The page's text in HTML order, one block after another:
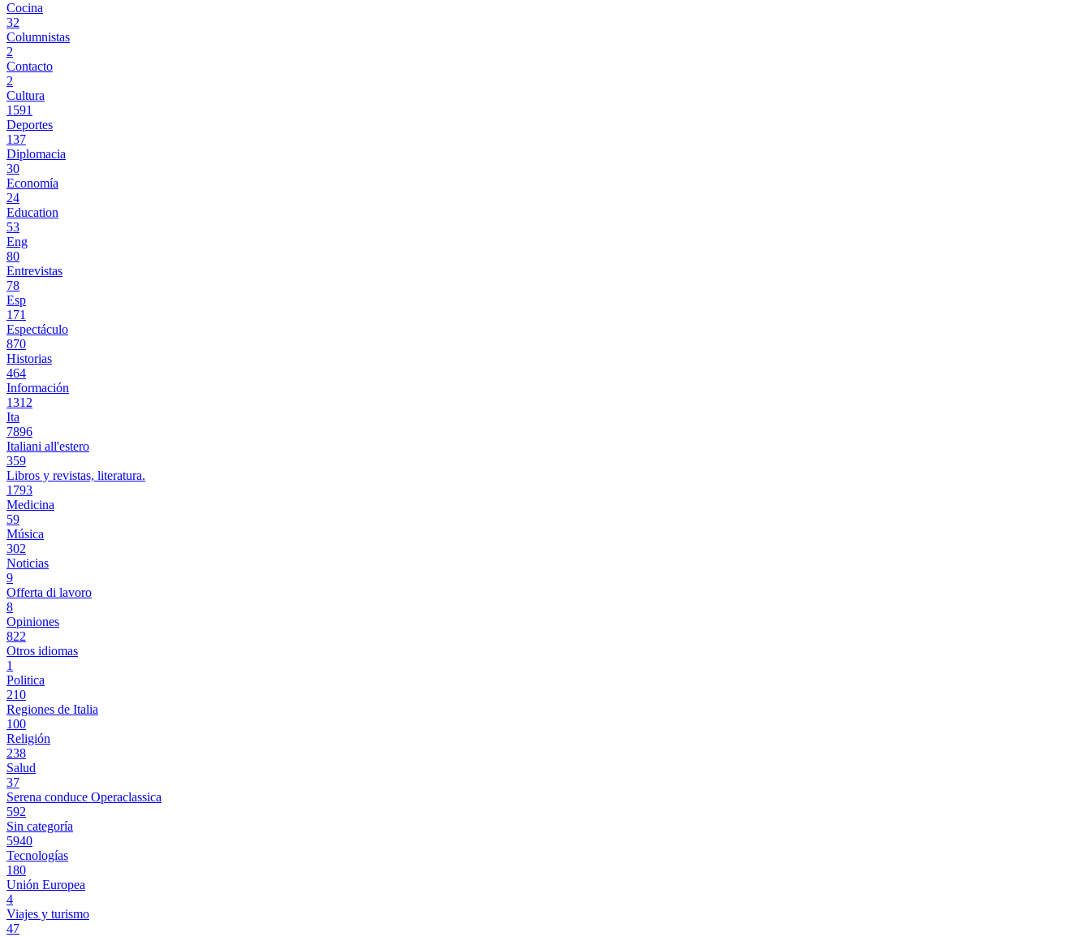
Cocina
32
Columnistas
2
Contacto
2
Cultura
1591
Deportes
137
Diplomacia
30
Economía
24
Education
53
Eng
80
Entrevistas
78
Esp
171
Espectáculo
870
Historias
464
Información
1312
Ita
7896
Italiani all'estero
359
Libros y revistas, literatura.
1793
Medicina
59
Música
302
Noticias
9
Offerta di lavoro
8
Opiniones
822
Otros idiomas
1
Politica
210
Regiones de Italia
100
Religión
238
Salud
37
Serena conduce Operaclassica
592
Sin categoría
5940
Tecnologías
180
Unión Europea
4
Viajes y turismo
47